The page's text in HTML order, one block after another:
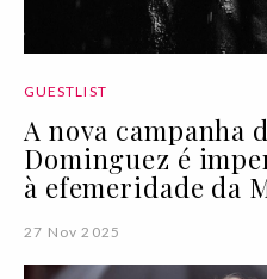
GUESTLIST
A nova campanha
Dominguez é
à efemeridade da
27 Nov 2025